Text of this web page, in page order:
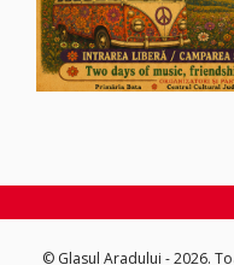
© Glasul Aradului - 2026.